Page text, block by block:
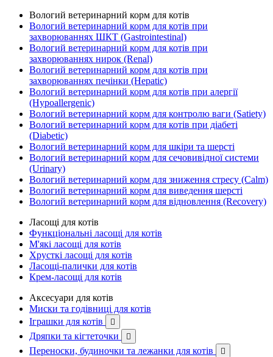
Вологий ветеринарний корм для котів
Вологий ветеринарний корм для котів при
захворюваннях ШКТ (Gastrointestinal)
Вологий ветеринарний корм для котів при
захворюваннях нирок (Renal)
Вологий ветеринарний корм для котів при
захворюваннях печінки (Hepatic)
Вологий ветеринарний корм для котів при алергії
(Hypoallergenic)
Вологий ветеринарний корм для контролю ваги (Satiety)
Вологий ветеринарний корм для котів при діабеті
(Diabetic)
Вологий ветеринарний корм для шкіри та шерсті
Вологий ветеринарний корм для сечовивідної системи
(Urinary)
Вологий ветеринарний корм для зниження стресу (Calm)
Вологий ветеринарний корм для виведення шерсті
Вологий ветеринарний корм для відновлення (Recovery)
Ласощі для котів
Функціональні ласощі для котів
М'які ласощі для котів
Хрусткі ласощі для котів
Ласощі-палички для котів
Крем-ласощі для котів
Аксесуари для котів
Миски та годівниці для котів
Іграшки для котів

Дряпки та кігтеточки 
Переноски, будиночки та лежанки для котів 